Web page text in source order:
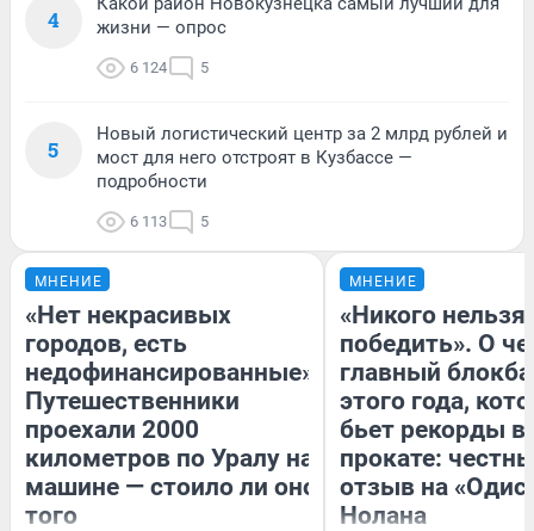
4
жизни — опрос
6 124 5
5
Новый логистический центр за 2 млрд рублей и
мост для него отстроят в Кузбассе —
подробности
6 113 5
МНЕНИЕ
«Нет некрасивых
городов, есть
недофинансированные».
Путешественники
проехали 2000
километров по Уралу на
машине — стоило ли оно
того
МНЕНИЕ
«Никого нельзя
победить». О
главный
этого года,
бьет рекорды в
прокате:
отзыв на
Нолана